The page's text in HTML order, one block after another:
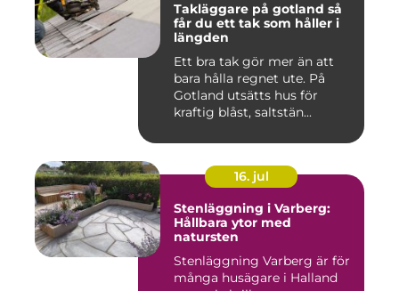
Takläggare på gotland så
får du ett tak som håller i
längden
Ett bra tak gör mer än att
bara hålla regnet ute. På
Gotland utsätts hus för
kraftig blåst, saltstän...
16. jul
Stenläggning i Varberg:
Hållbara ytor med
natursten
Stenläggning Varberg är för
många husägare i Halland